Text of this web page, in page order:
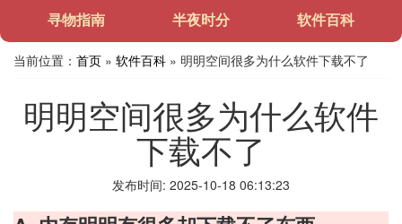
寻物指南 半夜时分 软件百科
当前位置： 首页 » 软件百科 » 明明空间很多为什么软件下载不了
明明空间很多为什么软件
下载不了
发布时间: 2025-10-18 06:13:23